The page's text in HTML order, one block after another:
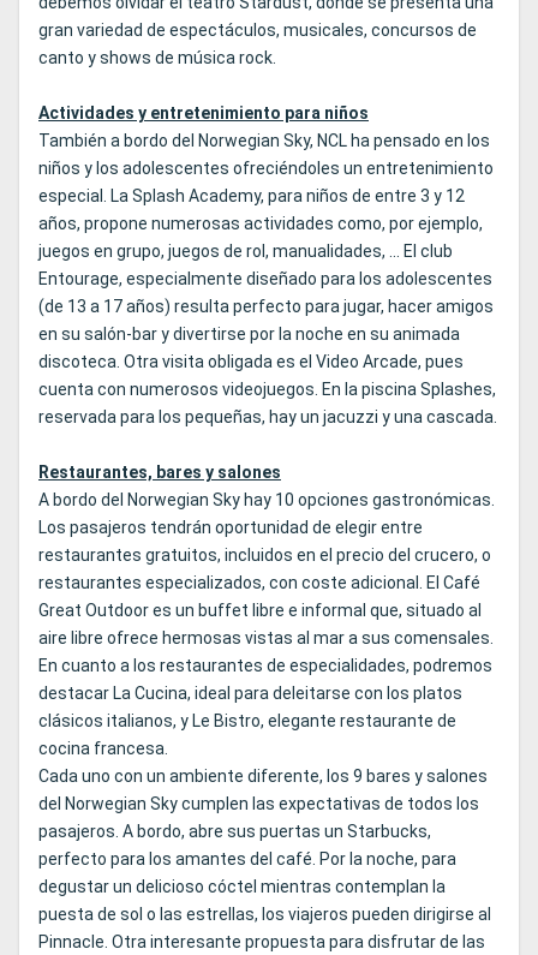
gran variedad de espectáculos, musicales, concursos de
canto y shows de música rock.
Actividades y entretenimiento para niños
También a bordo del Norwegian Sky, NCL ha pensado en los
niños y los adolescentes ofreciéndoles un entretenimiento
especial. La Splash Academy, para niños de entre 3 y 12
años, propone numerosas actividades como, por ejemplo,
juegos en grupo, juegos de rol, manualidades, ... El club
Entourage, especialmente diseñado para los adolescentes
(de 13 a 17 años) resulta perfecto para jugar, hacer amigos
en su salón-bar y divertirse por la noche en su animada
discoteca. Otra visita obligada es el Video Arcade, pues
cuenta con numerosos videojuegos. En la piscina Splashes,
reservada para los pequeñas, hay un jacuzzi y una cascada.
Restaurantes, bares y salones
A bordo del Norwegian Sky hay 10 opciones gastronómicas.
Los pasajeros tendrán oportunidad de elegir entre
restaurantes gratuitos, incluidos en el precio del crucero, o
restaurantes especializados, con coste adicional. El Café
Great Outdoor es un buffet libre e informal que, situado al
aire libre ofrece hermosas vistas al mar a sus comensales.
En cuanto a los restaurantes de especialidades, podremos
destacar La Cucina, ideal para deleitarse con los platos
clásicos italianos, y Le Bistro, elegante restaurante de
cocina francesa.
Cada uno con un ambiente diferente, los 9 bares y salones
del Norwegian Sky cumplen las expectativas de todos los
pasajeros. A bordo, abre sus puertas un Starbucks,
perfecto para los amantes del café. Por la noche, para
degustar un delicioso cóctel mientras contemplan la
puesta de sol o las estrellas, los viajeros pueden dirigirse al
Pinnacle. Otra interesante propuesta para disfrutar de las